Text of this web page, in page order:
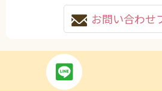
お問い合わせ